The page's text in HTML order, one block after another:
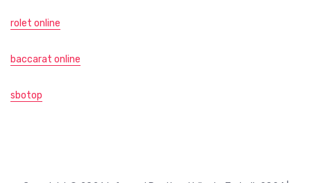
rolet online
baccarat online
sbotop